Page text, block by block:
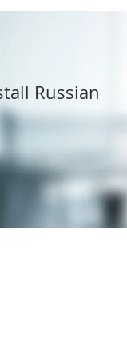
Russian